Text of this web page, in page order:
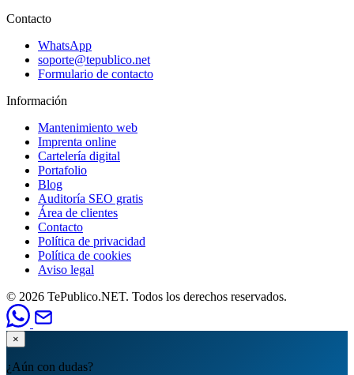
Contacto
WhatsApp
soporte@tepublico.net
Formulario de contacto
Información
Mantenimiento web
Imprenta online
Cartelería digital
Portafolio
Blog
Auditoría SEO gratis
Área de clientes
Contacto
Política de privacidad
Política de cookies
Aviso legal
© 2026 TePublico.NET. Todos los derechos reservados.
×
¿Aún con dudas?